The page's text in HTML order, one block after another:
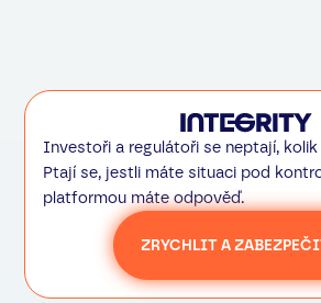
Investoři a regulátoři se neptají,
Ptají se, jestli máte situaci pod
platformou máte odpověď.
ZRYCHLIT A